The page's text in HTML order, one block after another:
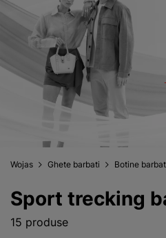
Wojas Ghete barbati Botine
Sport trecking
15 produse